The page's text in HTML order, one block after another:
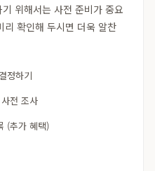
위해서는 사전 준비가 중요
확인해 두시면 더욱 알찬
정하기
전 조사
(추가 혜택)